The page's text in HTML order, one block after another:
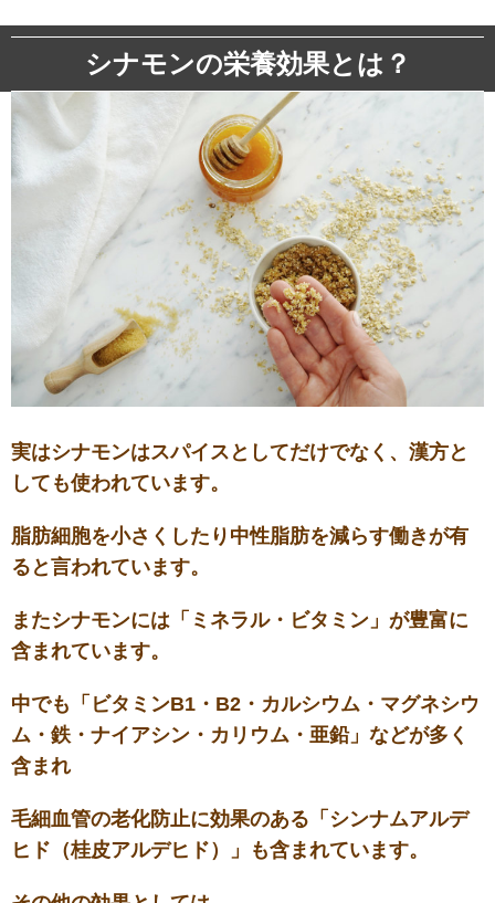
シナモンの栄養効果とは？
実はシナモンはスパイスとしてだけでなく、漢方と
しても使われています。
脂肪細胞を小さくしたり中性脂肪を減らす働きが有
ると言われています。
またシナモンには「ミネラル・ビタミン」が豊富に
含まれています。
中でも「ビタミンB1・B2・カルシウム・マグネシウ
ム・鉄・ナイアシン・カリウム・亜鉛」などが多く
含まれ
毛細血管の老化防止に効果のある「シンナムアルデ
ヒド（桂皮アルデヒド）」も含まれています。